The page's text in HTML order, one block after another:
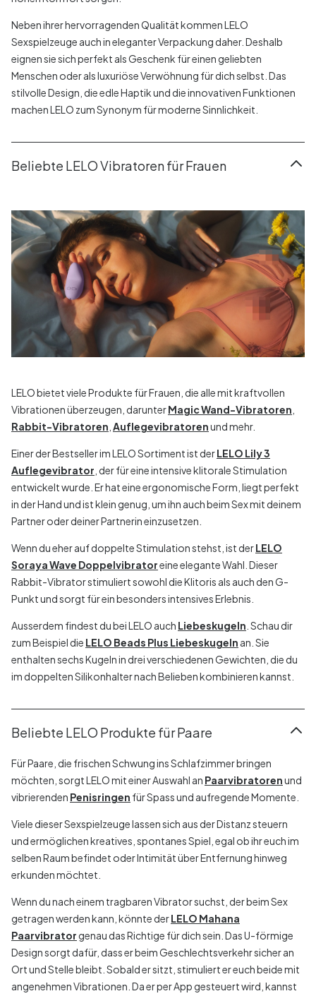
Neben ihrer hervorragenden Qualität kommen LELO
Sexspielzeuge auch in eleganter Verpackung daher. Deshalb
eignen sie sich perfekt als Geschenk für einen geliebten
Menschen oder als luxuriöse Verwöhnung für dich selbst. Das
stilvolle Design, die edle Haptik und die innovativen Funktionen
machen LELO zum Synonym für moderne Sinnlichkeit.
Beliebte LELO Vibratoren für Frauen
LELO bietet viele Produkte für Frauen, die alle mit kraftvollen
Vibrationen überzeugen, darunterMagic Wand-Vibratoren
Rabbit-Vibratoren Auflegevibratorenund mehr.
Einer der Bestseller im LELO Sortiment ist derLELO Lily 3
Auflegevibrator , der für eine intensive klitorale Stimulation
entwickelt wurde. Er hat eine ergonomische Form, liegt perfekt
in der Hand und ist klein genug, um ihn auch beim Sex mit deinem
Partner oder deiner Partnerin einzusetzen.
Wenn du eher auf doppelte Stimulation stehst, ist derLELO
Soraya Wave Doppelvibratoreine elegante Wahl. Dieser
Rabbit-Vibrator stimuliert sowohl die Klitoris als auch den G-
Punkt und sorgt für ein besonders intensives Erlebnis.
Ausserdem findest du bei LELO auch Liebeskugeln . Schau dir
zum Beispiel die LELO Beads Plus Liebeskugeln an. Sie
enthalten sechs Kugeln in drei verschiedenen Gewichten, die du
im doppelten Silikonhalter nach Belieben kombinieren kannst.
Beliebte LELO Produkte für Paare
Für Paare, die frischen Schwung ins Schlafzimmer bringen
möchten, sorgt LELO mit einer Auswahl an Paarvibratorenund
vibrierenden Penisringen für Spass und aufregende Momente.
Viele dieser Sexspielzeuge lassen sich aus der Distanz steuern
und ermöglichen kreatives, spontanes Spiel, egal ob ihr euch im
selben Raum befindet oder Intimität über Entfernung hinweg
erkunden möchtet.
Wenn du nach einem tragbaren Vibrator suchst, der beim Sex
getragen werden kann, könnte derLELO Mahana
Paarvibrator genau das Richtige für dich sein. Das U-förmige
Design sorgt dafür, dass er beim Geschlechtsverkehr sicher an
Ort und Stelle bleibt. Sobald er sitzt, stimuliert er euch beide mit
angenehmen Vibrationen. Da er per App gesteuert wird, kannst